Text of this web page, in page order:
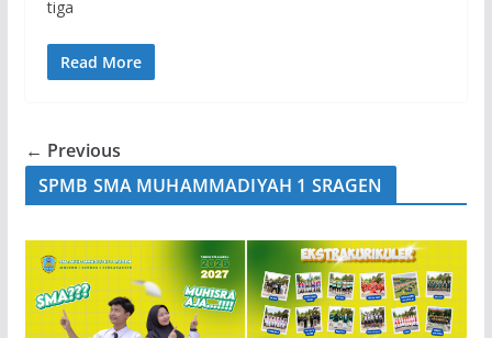
tiga
Read More
← Previous
SPMB SMA MUHAMMADIYAH 1 SRAGEN